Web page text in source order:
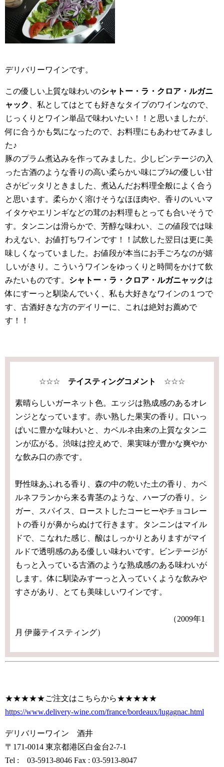
デリバリーワインです。
この優しい上質な味わいのシャトー・ラ・クロア・ルガニ
ャック
、私としてはとても好きなタイプのワインなので、
じっくりとワイン単品で味わいたい！！と思いましたが、
何に合うかも気になったので、お料理にもあわせてみまし
た♪
豚のプラム煮込みを作ってみました。少しビンテージの入
った古酒のような香りの高い柔らかい味にブﾗﾑの優しい甘
さがピッタリときました、煮込んだお料理全般によく合う
と思います。柔らかく溶けそうなほほ肉や、香りのいいマ
イタケやエリンギなどの茸のお料理もとっても合いそうで
す。タンニンは滑らかで、芳醇な味わい、この値段では味
わえない、お値打ちワインです！！試飲した翌日は更に美
味しくなっていました。お値段が本当にお手ごろなのが嬉
しいがきり。こういうワインをゆっくりと時間をかけて飲
みたいものです。 シャトー・ラ・クロア・ルガニャックは
体にすーっと馴染んでいく、私も大好きなワインの１つで
す、古酒好きな方のデイリーに、これは絶対お薦めで
す！！
☆☆☆ テイスティングコメント ☆☆☆
素晴らしいガーネット色。エッジは熟成感のあるオレ
ンジとなっています。赤い熟した果実の香り。口いっ
ぱいに豊かな味わいと、カベルネ由来の上質なタンニ
ンが広がる。渋味は控えめで、果実味が豊かな爽やか
な飲み口の赤です。
野性味あふれる香り、森の中の乾いた土の香り、カベ
ルネフランから来る青茎のような、ハーブの香り。シ
ガー、スパイス、ローストしたコーヒーやチョコレー
トの香りが鼻からぬけて行きます。タンニンはマイル
ドで、こなれた感じ、酸はしっかりとありますがマイ
ルドで透明感のある優しい味わいです。ビンテージが
もっと入っている古酒のような熟成感のある味わいが
します。体に馴染みすーっと入っていくような飲みや
すさがあり、とても美味しいワインです。
（2009年1
月 伊藤テイスティング）
★★★★★ご注文はこちらから★★★★★
https://www.delivery-wine.com/france/bordeaux/lugagnac.html
デリバリーワイン 酒井
〒171-0014 東京都港区白金台2-7-1
Tel : 03-5913-8046 Fax : 03-5913-8047